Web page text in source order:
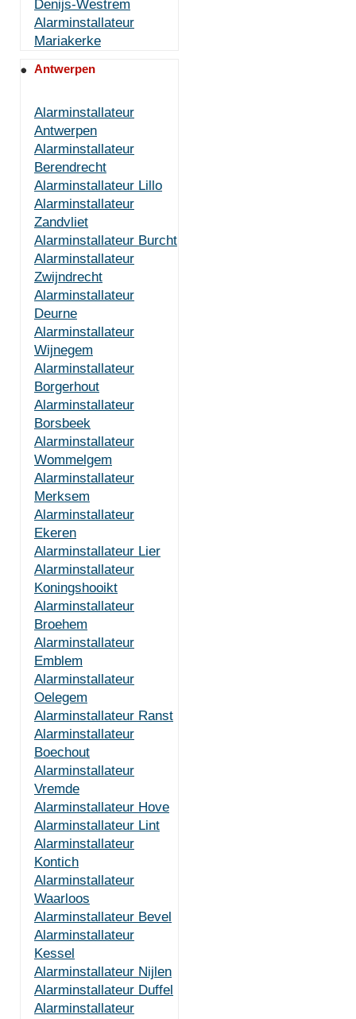
Denijs-Westrem
Alarminstallateur
Mariakerke
Antwerpen
Alarminstallateur
Antwerpen
Alarminstallateur
Berendrecht
Alarminstallateur Lillo
Alarminstallateur
Zandvliet
Alarminstallateur Burcht
Alarminstallateur
Zwijndrecht
Alarminstallateur
Deurne
Alarminstallateur
Wijnegem
Alarminstallateur
Borgerhout
Alarminstallateur
Borsbeek
Alarminstallateur
Wommelgem
Alarminstallateur
Merksem
Alarminstallateur
Ekeren
Alarminstallateur Lier
Alarminstallateur
Koningshooikt
Alarminstallateur
Broehem
Alarminstallateur
Emblem
Alarminstallateur
Oelegem
Alarminstallateur Ranst
Alarminstallateur
Boechout
Alarminstallateur
Vremde
Alarminstallateur Hove
Alarminstallateur Lint
Alarminstallateur
Kontich
Alarminstallateur
Waarloos
Alarminstallateur Bevel
Alarminstallateur
Kessel
Alarminstallateur Nijlen
Alarminstallateur Duffel
Alarminstallateur